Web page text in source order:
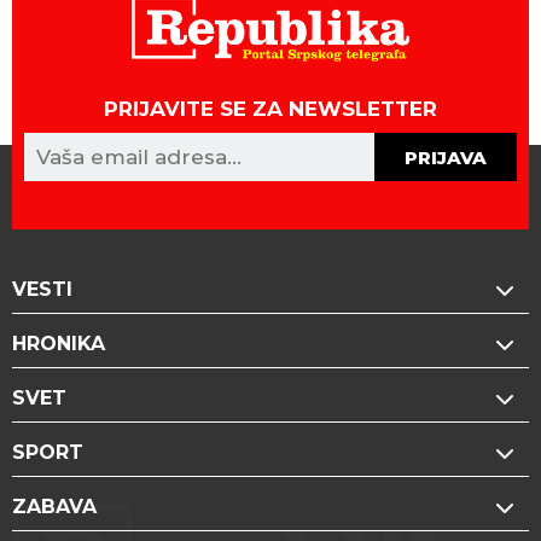
PRIJAVITE SE ZA NEWSLETTER
PRIJAVA
VESTI
HRONIKA
SVET
SPORT
ZABAVA